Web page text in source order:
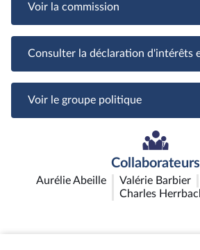
Voir la commission
Consulter la déclaration d'intérêts
Voir le groupe politique
Collaborateurs
Aurélie Abeille Valérie Barbier
Charles